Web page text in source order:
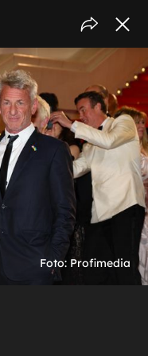
Foto: Profimedia